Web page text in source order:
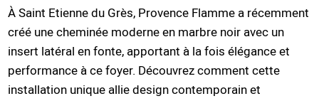
À Saint Etienne du Grès, Provence Flamme a récemment
créé une cheminée moderne en marbre noir avec un
insert latéral en fonte, apportant à la fois élégance et
performance à ce foyer. Découvrez comment cette
installation unique allie design contemporain et